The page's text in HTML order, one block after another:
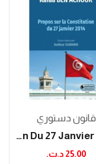
قانون دستوري
Propos Sur La Constitution Du 27 Janvier 2014
25.00 د.ت.‏